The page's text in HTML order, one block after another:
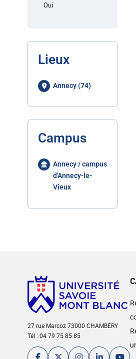
Oui
Lieux
Annecy (74)
Campus
Annecy / campus
d'Annecy-le-
Vieux
27 rue Marcoz 73000 CHAMBÉRY
Tél : 04 79 75 85 85